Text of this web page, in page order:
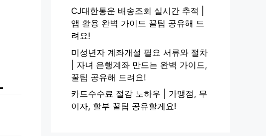
CJ대한통운 배송조회 실시간 추적 |
앱 활용 완벽 가이드 꿀팁 공유해 드
려요!
미성년자 계좌개설 필요 서류와 절차
| 자녀 은행계좌 만드는 완벽 가이드,
꿀팁 공유해 드려요!
카드수수료 절감 노하우 | 가맹점, 무
이자, 할부 꿀팁 공유할게요!